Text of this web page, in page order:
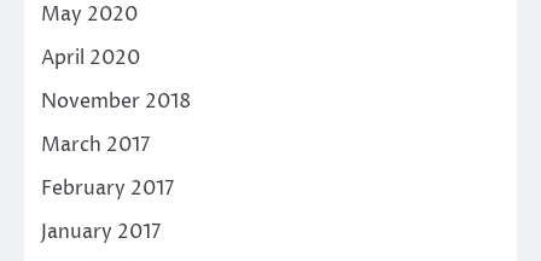
May 2020
April 2020
November 2018
March 2017
February 2017
January 2017